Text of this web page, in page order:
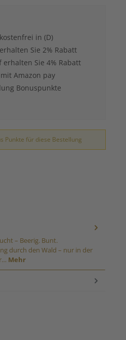
in (D)
Sie 2% Rabatt
erhalten Sie 4% Rabatt
Amazon pay
Bonuspunkte
Punkte für diese Bestellung
– Beerig. Bunt.
durch den Wald – nur in der
Mehr